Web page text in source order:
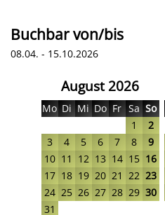
Buchbar von/bis
08.04. - 15.10.2026
August 2026
Mo Di Mi Do Fr Sa So
1
2
3
4 5 6 7 8
9
10 11 12 13 14 15 16
17 18 19 20 21 22 23
24 25 26 27 28 29 30
31